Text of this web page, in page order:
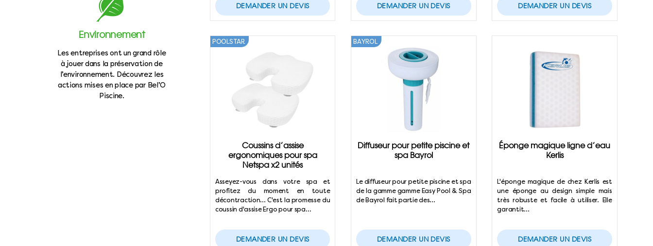
DEMANDER UN DEVIS DEMANDER UN DEVIS DEMANDER UN DEVIS
Coussins d’assise
ergonomiques pour spa
Netspa x2 unités
POOLSTAR
Asseyez-vous dans votre spa et
profitez du moment en toute
décontraction... C'est la promesse du
coussin d'assise Ergo pour spa…
DEMANDER UN DEVIS
Diffuseur pour petite piscine et
spa Bayrol
BAYROL
Le diffuseur pour petite piscine et spa
de la gamme gamme Easy Pool & Spa
de Bayrol fait partie des…
DEMANDER UN DEVIS
Éponge magique ligne d’eau
Kerlis
L'éponge magique de chez Kerlis est
une éponge au design simple mais
très robuste et facile à utiliser. Elle
garantit…
DEMANDER UN DEVIS
Environnement
Les entreprises ont un grand rôle
à jouer dans la préservation de
l’environnement. Découvrez les
actions mises en place par Bel’O
Piscine.